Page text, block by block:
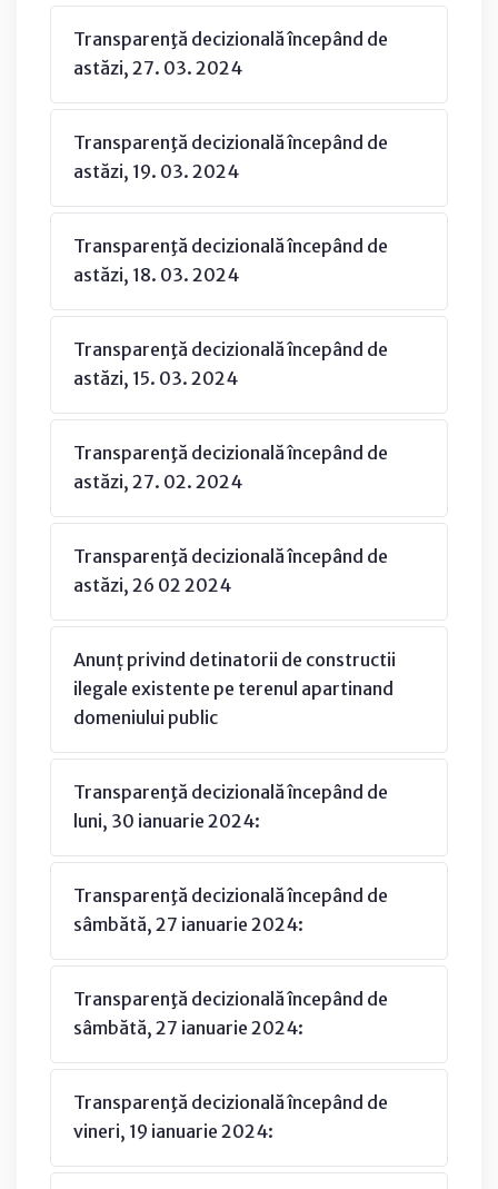
Transparenţă decizională începând de
astăzi, 27. 03. 2024
Transparenţă decizională începând de
astăzi, 19. 03. 2024
Transparenţă decizională începând de
astăzi, 18. 03. 2024
Transparenţă decizională începând de
astăzi, 15. 03. 2024
Transparenţă decizională începând de
astăzi, 27. 02. 2024
Transparenţă decizională începând de
astăzi, 26 02 2024
Anunț privind detinatorii de constructii
ilegale existente pe terenul apartinand
domeniului public
Transparenţă decizională începând de
luni, 30 ianuarie 2024:
Transparenţă decizională începând de
sâmbătă, 27 ianuarie 2024:
Transparenţă decizională începând de
sâmbătă, 27 ianuarie 2024:
Transparenţă decizională începând de
vineri, 19 ianuarie 2024: